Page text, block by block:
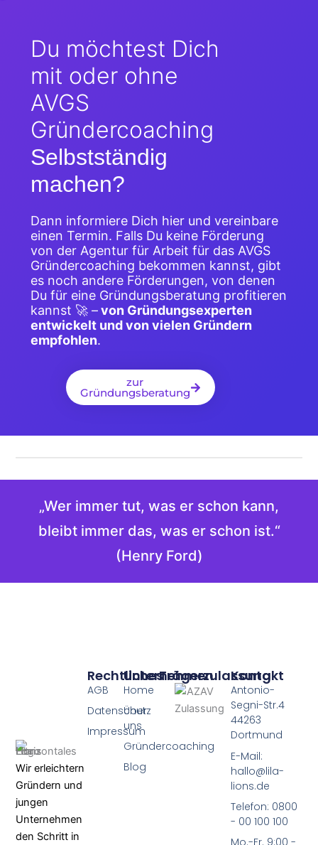
Du möchtest Dich
mit oder ohne
AVGS
Gründercoaching
Selbstständig
machen?
Dann informiere Dich hier und vereinbare
einen Termin. Falls Du keine Förderung
von der Agentur für Arbeit für das AVGS
Gründercoaching bekommen kannst, gibt
es noch andere Förderungen, von denen
Du für eine Gründungsberatung profitieren
kannst 🚀 –von Gründungsexperten
entwickelt und von vielen Gründern
empfohlen.
zur
Gründungsberatung
„Wer immer tut, was er schon kann,
bleibt immer das, was er schon ist.“
(Henry Ford)
Unternehmen
Home
Über
uns
Gründercoaching
Blog
Rechtliches
AGB
Datenschutz
Impressum
Kontakt
Antonio-
Segni-Str.4
44263
Dortmund
E-Mail:
hallo@lila-
lions.de
Telefon: 0800
- 00 100 100
Mo.-Fr. 9:00 -
Trägerzulassung
Wir erleichtern
Gründern und
jungen
Unternehmen
den Schritt in